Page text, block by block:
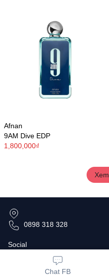
Chat FB
Afnan
9AM Dive EDP
1,800,000₫
0898 318 328
Social